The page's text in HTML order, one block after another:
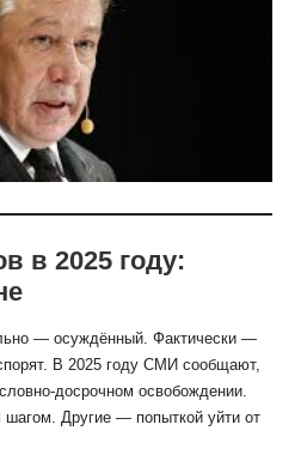
в 2025 году:
— осуждённый. Фактически —
В 2025 году СМИ сообщают,
досрочном освобождении.
Другие — попыткой уйти от